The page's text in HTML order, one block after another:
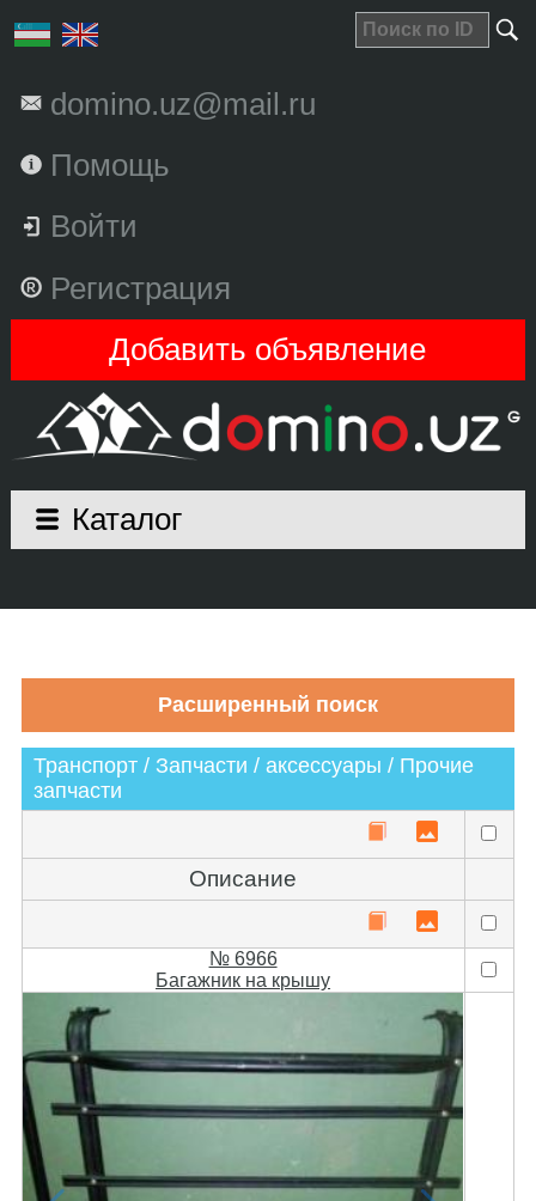
domino.uz@mail.ru
Помощь
Войти
Регистрация
Добавить объявление
Каталог
Транспорт / Запчасти / аксессуары / Прочие
запчасти
Описание
№ 6966
Багажник на крышу